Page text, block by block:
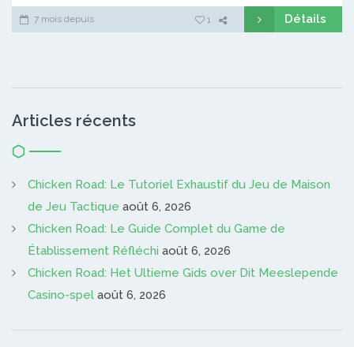
7 mois depuis 1 Détails
Articles récents
Chicken Road: Le Tutoriel Exhaustif du Jeu de Maison
de Jeu Tactique août 6, 2026
Chicken Road: Le Guide Complet du Game de
Établissement Réfléchi août 6, 2026
Chicken Road: Het Ultieme Gids over Dit Meeslepende
Casino-spel août 6, 2026